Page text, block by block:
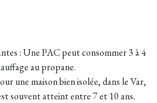
: Une PAC peut consommer 3 à 4
au propane.
une maison bien isolée, dans le Var,
souvent atteint entre 7 et 10 ans.